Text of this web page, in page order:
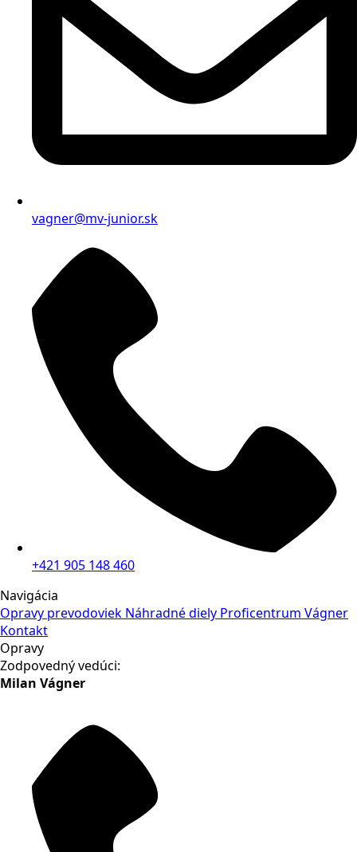
vagner@mv-junior.sk
+421 905 148 460
Navigácia
Opravy prevodoviek Náhradné diely Proficentrum Vágner
Kontakt
Opravy
Zodpovedný vedúci:
Milan Vágner